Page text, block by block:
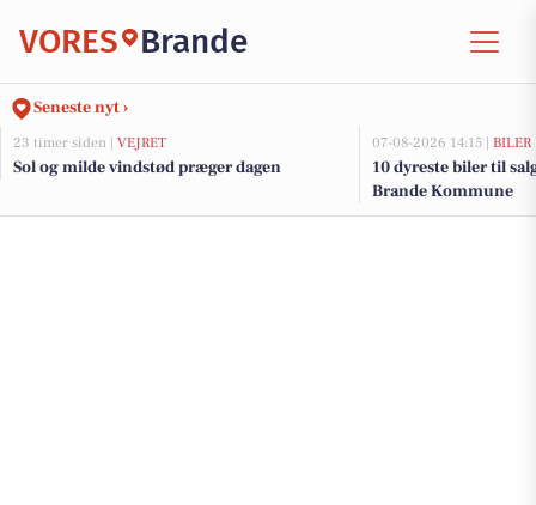
VORES Brande
Seneste nyt ›
23 timer siden | VEJRET
Sol og milde vindstød præger dagen
07-08-2026 14:15 | BILER
10 dyreste biler til
Brande Kommune